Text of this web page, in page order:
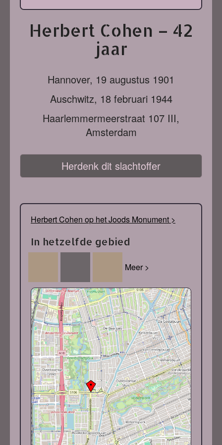
Herbert Cohen – 42
jaar
Hannover, 19 augustus 1901
Auschwitz, 18 februari 1944
Haarlemmermeerstraat 107 III,
Amsterdam
Herdenk dit slachtoffer
Herbert Cohen op het Joods Monument >
In hetzelfde gebied
Meer >